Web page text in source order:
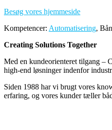
Besøg vores hjemmeside
Kompetencer: Automatisering,
Creating Solutions Together
Med en kundeorienteret tilgang –
high-end løsninger indenfor
Siden 1988 har vi brugt vores
erfaring, og vores kunder tæller